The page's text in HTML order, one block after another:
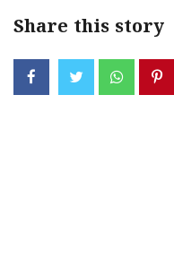
Share this story